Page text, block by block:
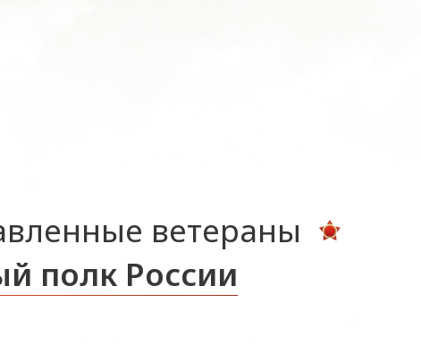
ветераны
полк России